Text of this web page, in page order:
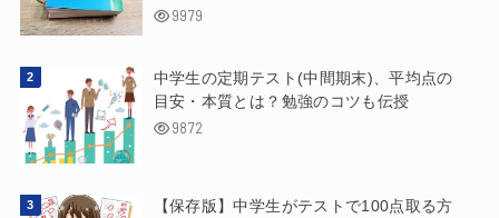
9979
中学生の定期テスト(中間期末)、平均点の
目安・本質とは？勉強のコツも伝授
9872
【保存版】中学生がテストで100点取る方